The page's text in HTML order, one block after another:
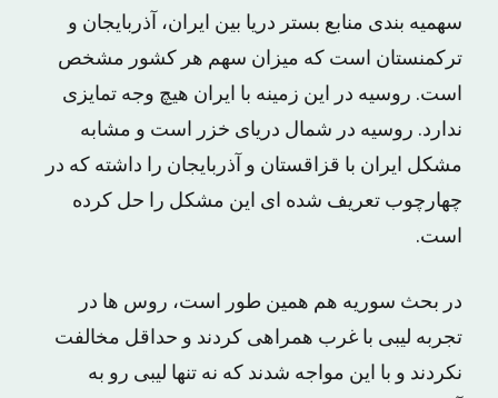
سهمیه بندی منابع بستر دریا بین ایران، آذربایجان و
ترکمنستان است که میزان سهم هر کشور مشخص
است. روسیه در این زمینه با ایران هیچ وجه تمایزی
ندارد. روسیه در شمال دریای خزر است و مشابه
مشکل ایران با قزاقستان و آذربایجان را داشته که در
چهارچوب تعریف شده ای این مشکل را حل کرده
است.
در بحث سوریه هم همین طور است، روس ها در
تجربه لیبی با غرب همراهی کردند و حداقل مخالفت
نکردند و با این مواجه شدند که نه تنها لیبی رو به